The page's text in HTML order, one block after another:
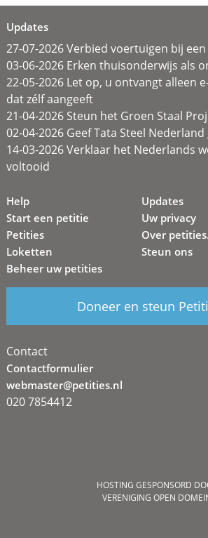
Updates
27-07-2026 Verbied voertuigen bij
03-06-2026 Erken thuisonderwijs als
22-05-2026 Let op, u ontvangt alleen
dat zélf aangeeft
21-04-2026 Steun het Groen Staal
02-04-2026 Geef Tata Steel
14-03-2026 Verklaar het Nederlands
voltooid
Help
Start een petitie
Petities
Loketten
Beheer uw petities
Updates
Uw privacy
Over
Steun ons
Doneer en steun
Contact
Contactformulier
webmaster@petities.nl
020 7854412
HOSTING GESPONSORD
VERENIGING OPEN